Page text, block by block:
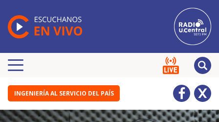
INGENIERÍA AL SERVICIO DEL PAÍS